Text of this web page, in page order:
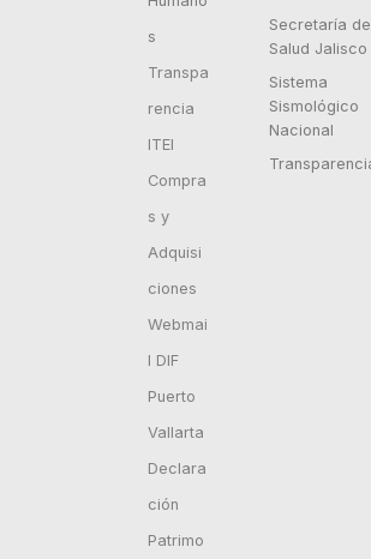
s
Transpa
rencia
ITEI
Compra
s y
Adquisi
ciones
Webmai
l DIF
Puerto
Vallarta
Declara
ción
Patrimo
Secretaría de
Salud Jalisco
Sistema
Sismológico
Nacional